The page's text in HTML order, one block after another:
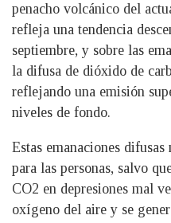
penacho volcánico del
refleja una tendencia
septiembre, y sobre las
la difusa de dióxido de
reflejando una emisión
niveles de fondo.
Estas emanaciones
para las personas, salvo
CO2 en depresiones mal
oxígeno del aire y se